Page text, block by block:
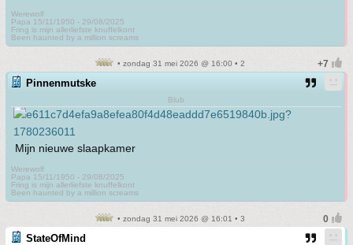
Werewolf
Papa 15/11/1950 - 29/08/2025
Fring is mijn allerliefste knuffelkont
Been haunted by a million screams
• zondag 31 mei 2026 @ 16:00 • 2
Pinnenmutske
Blub
Mijn nieuwe slaapkamer
Werewolf
Papa 15/11/1950 - 29/08/2025
Fring is mijn allerliefste knuffelkont
Been haunted by a million screams
• zondag 31 mei 2026 @ 16:01 • 3
StateOfMind